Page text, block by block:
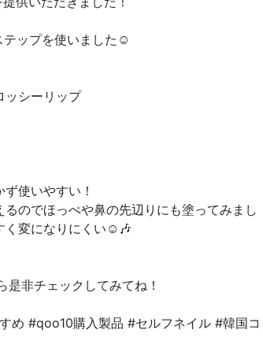
ップを使いました☺︎
ッシーリップ
使いやすい！
のでほっぺや鼻の先辺りにも塗ってみまし
く変になりにくい☺️🎶
非チェックしてみてね！
め #qoo10購入製品 #セルフネイル #韓国コ